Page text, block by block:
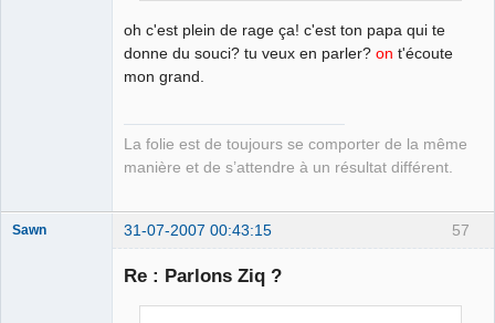
oh c'est plein de rage ça! c'est ton papa qui te
donne du souci? tu veux en parler? on t'écoute
mon grand.
La folie est de toujours se comporter de la même
manière et de s’attendre à un résultat différent.
57
Sawn 31-07-2007 00:43:15
Re : Parlons Ziq ?